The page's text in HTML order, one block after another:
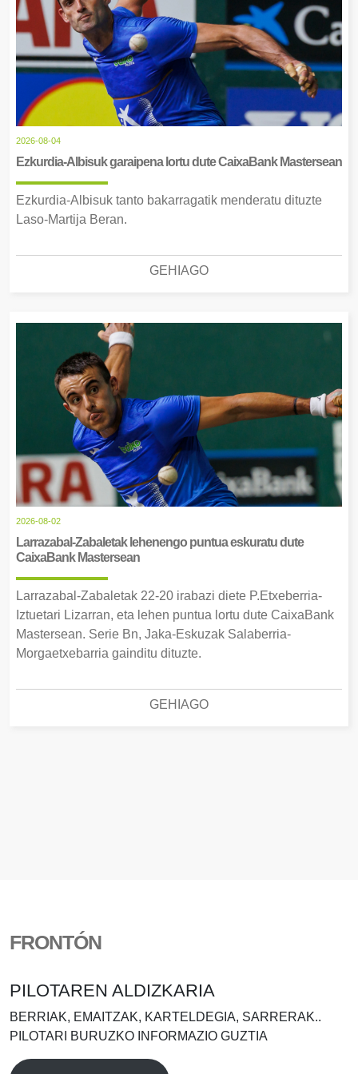
2026-08-04
Ezkurdia-Albisuk garaipena lortu dute CaixaBank Mastersean
Ezkurdia-Albisuk tanto bakarragatik menderatu dituzte
Laso-Martija Beran.
GEHIAGO
2026-08-02
Larrazabal-Zabaletak lehenengo puntua eskuratu dute
CaixaBank Mastersean
Larrazabal-Zabaletak 22-20 irabazi diete P.Etxeberria-
Iztuetari Lizarran, eta lehen puntua lortu dute CaixaBank
Mastersean. Serie Bn, Jaka-Eskuzak Salaberria-
Morgaetxebarria gainditu dituzte.
GEHIAGO
FRONTÓN
PILOTAREN ALDIZKARIA
BERRIAK, EMAITZAK, KARTELDEGIA, SARRERAK..
PILOTARI BURUZKO INFORMAZIO GUZTIA